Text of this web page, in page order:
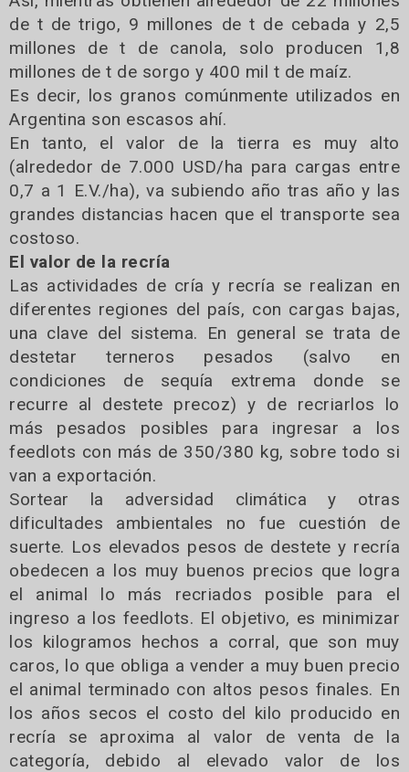
de t de trigo, 9 millones de t de cebada y 2,5
millones de t de canola, solo producen 1,8
millones de t de sorgo y 400 mil t de maíz.
Es decir, los granos comúnmente utilizados en
Argentina son escasos ahí.
En tanto, el valor de la tierra es muy alto
(alrededor de 7.000 USD/ha para cargas entre
0,7 a 1 E.V./ha), va subiendo año tras año y las
grandes distancias hacen que el transporte sea
costoso.
El valor de la recría
Las actividades de cría y recría se realizan en
diferentes regiones del país, con cargas bajas,
una clave del sistema. En general se trata de
destetar terneros pesados (salvo en
condiciones de sequía extrema donde se
recurre al destete precoz) y de recriarlos lo
más pesados posibles para ingresar a los
feedlots con más de 350/380 kg, sobre todo si
van a exportación.
Sortear la adversidad climática y otras
dificultades ambientales no fue cuestión de
suerte. Los elevados pesos de destete y recría
obedecen a los muy buenos precios que logra
el animal lo más recriados posible para el
ingreso a los feedlots. El objetivo, es minimizar
los kilogramos hechos a corral, que son muy
caros, lo que obliga a vender a muy buen precio
el animal terminado con altos pesos finales. En
los años secos el costo del kilo producido en
recría se aproxima al valor de venta de la
categoría, debido al elevado valor de los